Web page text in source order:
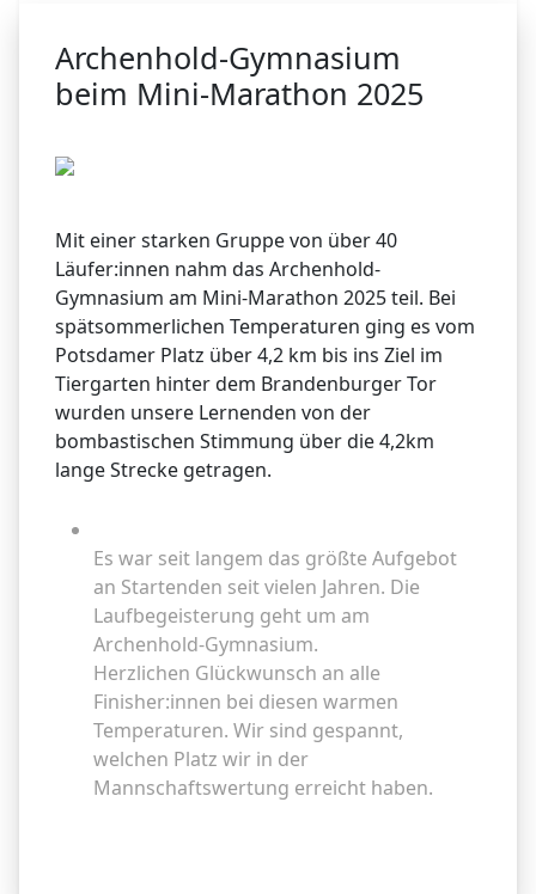
Archenhold-Gymnasium
beim Mini-Marathon 2025
Mit einer starken Gruppe von über 40
Läufer:innen nahm das Archenhold-
Gymnasium am Mini-Marathon 2025 teil. Bei
spätsommerlichen Temperaturen ging es vom
Potsdamer Platz über 4,2 km bis ins Ziel im
Tiergarten hinter dem Brandenburger Tor
wurden unsere Lernenden von der
bombastischen Stimmung über die 4,2km
lange Strecke getragen.
Es war seit langem das größte Aufgebot
an Startenden seit vielen Jahren. Die
Laufbegeisterung geht um am
Archenhold-Gymnasium.
Herzlichen Glückwunsch an alle
Finisher:innen bei diesen warmen
Temperaturen. Wir sind gespannt,
welchen Platz wir in der
Mannschaftswertung erreicht haben.